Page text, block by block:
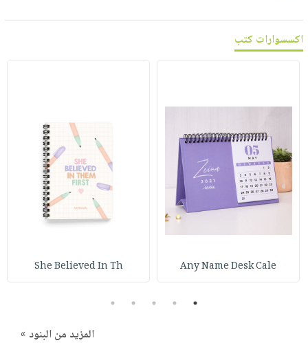
اكسسوارات كتب
Any Name Desk Cale
She Believed In Th
1
2
3
4
5
المزيد من البنود »